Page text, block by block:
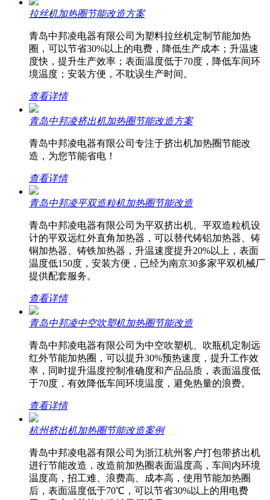
拉丝机加热圈节能改造方案
青岛中邦凌电器有限公司为塑料拉丝机定制节能加热
圈，可以节省30%以上的电费，降低生产成本；升温速
度快，提升生产效率；表面温度低于70度，降低车间环
境温度；安装方便，不耽误生产时间。
查看详情
青岛中邦凌挤出机加热圈节能改造方案
青岛中邦凌电器有限公司专注于挤出机加热圈节能改
造，为您节能省电！
查看详情
青岛中邦凌平双造粒机加热圈节能改造
青岛中邦凌电器有限公司为平双挤出机、平双造粒机设
计的平双远红外直角加热器，可以替代铸铝加热器、铸
铜加热器、铸铁加热器，升温速度提升20%以上，表面
温度低150度，安装方便，已经为南京30多家平双机械厂
提供配套服务。
查看详情
青岛中邦凌中空吹塑机加热圈节能改造
青岛中邦凌电器有限公司为中空吹塑机、吹瓶机定制远
红外节能加热圈，可以提升30%预热速度，提升工作效
率，同时提升温度控制准确度和产品品质，表面温度低
于70度，有效降低车间环境温度，避免热量的浪费。
查看详情
杭州挤出机加热圈节能改造案例
青岛中邦凌电器有限公司为浙江杭州客户打包带挤出机
进行节能改造，改造前加热圈表面温度高，车间内环境
温度高，招工难、浪费高、成本高，使用节能加热圈
后，表面温度低于70℃，可以节省30%以上的用电费